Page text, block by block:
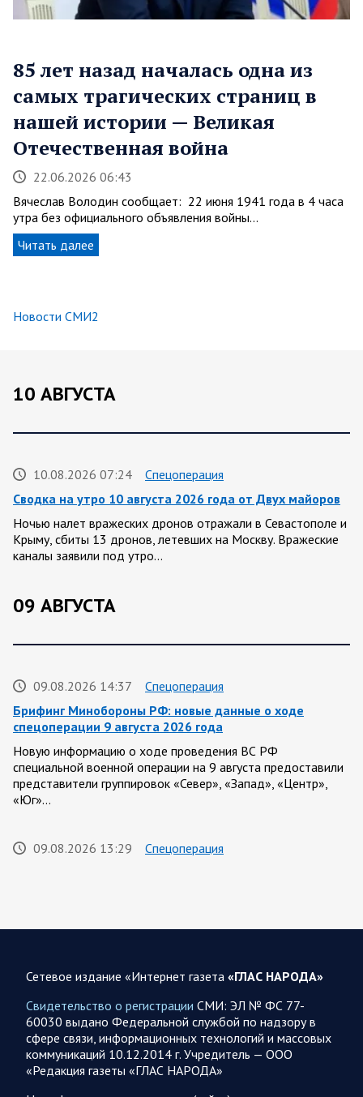
85 лет назад началась одна из
самых трагических страниц в
нашей истории — Великая
Отечественная война
22.06.2026 06:43
Вячеслав Володин сообщает: 22 июня 1941 года в 4 часа
утра без официального объявления войны…
Читать далее
Новости СМИ2
10 АВГУСТА
10.08.2026 07:24
Спецоперация
Сводка на утро 10 августа 2026 года от Двух майоров
Ночью налет вражеских дронов отражали в Севастополе и
Крыму, сбиты 13 дронов, летевших на Москву. Вражеские
каналы заявили под утро…
09 АВГУСТА
09.08.2026 14:37
Спецоперация
Брифинг Минобороны РФ: новые данные о ходе
спецоперации 9 августа 2026 года
Новую информацию о ходе проведения ВС РФ
специальной военной операции на 9 августа предоставили
представители группировок «Север», «Запад», «Центр»,
«Юг»…
09.08.2026 13:29
Спецоперация
контроль над населёнными пунктами Васютинское и
09.08.2026 08:23
Курская область
Обстановка в Курском приграничье на утро 9 августа
2026 года
8 августа группировка войск «Север» продолжила создание
Сетевое издание «Интернет газета «ГЛАС НАРОДА»
Свидетельство о регистрации СМИ: ЭЛ № ФС 77-
60030 выдано Федеральной службой по надзору в
сфере связи, информационных технологий и массовых
коммуникаций 10.12.2014 г. Учредитель — ООО
«Редакция газеты «ГЛАС НАРОДА»